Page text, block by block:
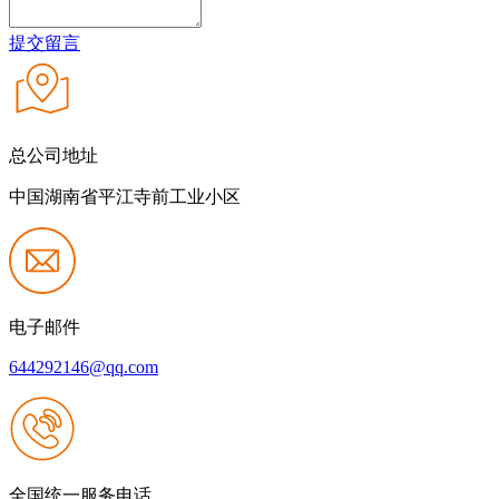
提交留言
总公司地址
中国湖南省平江寺前工业小区
电子邮件
644292146@qq.com